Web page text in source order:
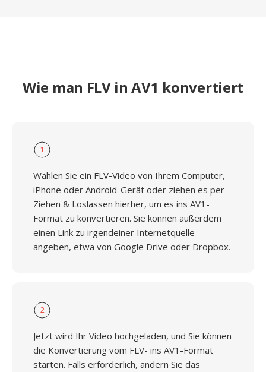
Wie man FLV in AV1 konvertiert
1
Wählen Sie ein FLV-Video von Ihrem Computer,
iPhone oder Android-Gerät oder ziehen es per
Ziehen & Loslassen hierher, um es ins AV1-
Format zu konvertieren. Sie können außerdem
einen Link zu irgendeiner Internetquelle
angeben, etwa von Google Drive oder Dropbox.
2
Jetzt wird Ihr Video hochgeladen, und Sie können
die Konvertierung vom FLV- ins AV1-Format
starten. Falls erforderlich, ändern Sie das